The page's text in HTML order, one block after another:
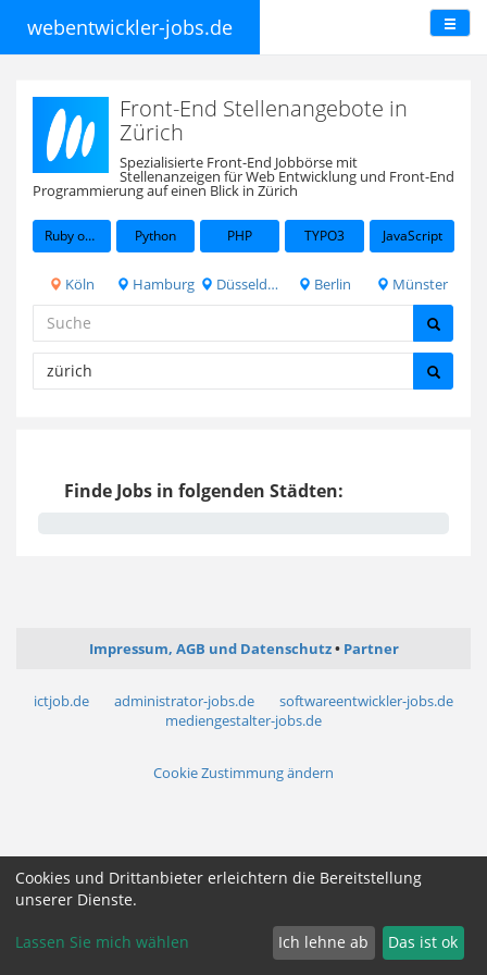
webentwickler-jobs.de
Front-End Stellenangebote in
Zürich
Spezialisierte Front-End Jobbörse mit
Stellenanzeigen für Web Entwicklung und Front-End
Programmierung auf einen Blick in Zürich
Ruby on Rails Python PHP TYPO3 JavaScript
Köln Hamburg Düsseldorf Berlin Münster
Finde Jobs in folgenden Städten:
Impressum, AGB und Datenschutz Partner
ictjob.de administrator-jobs.de
softwareentwickler-jobs.de
mediengestalter-jobs.de
Cookie Zustimmung ändern
Cookies und Drittanbieter erleichtern die Bereitstellung
unserer Dienste.
Lassen Sie mich wählen Ich lehne ab Das ist ok